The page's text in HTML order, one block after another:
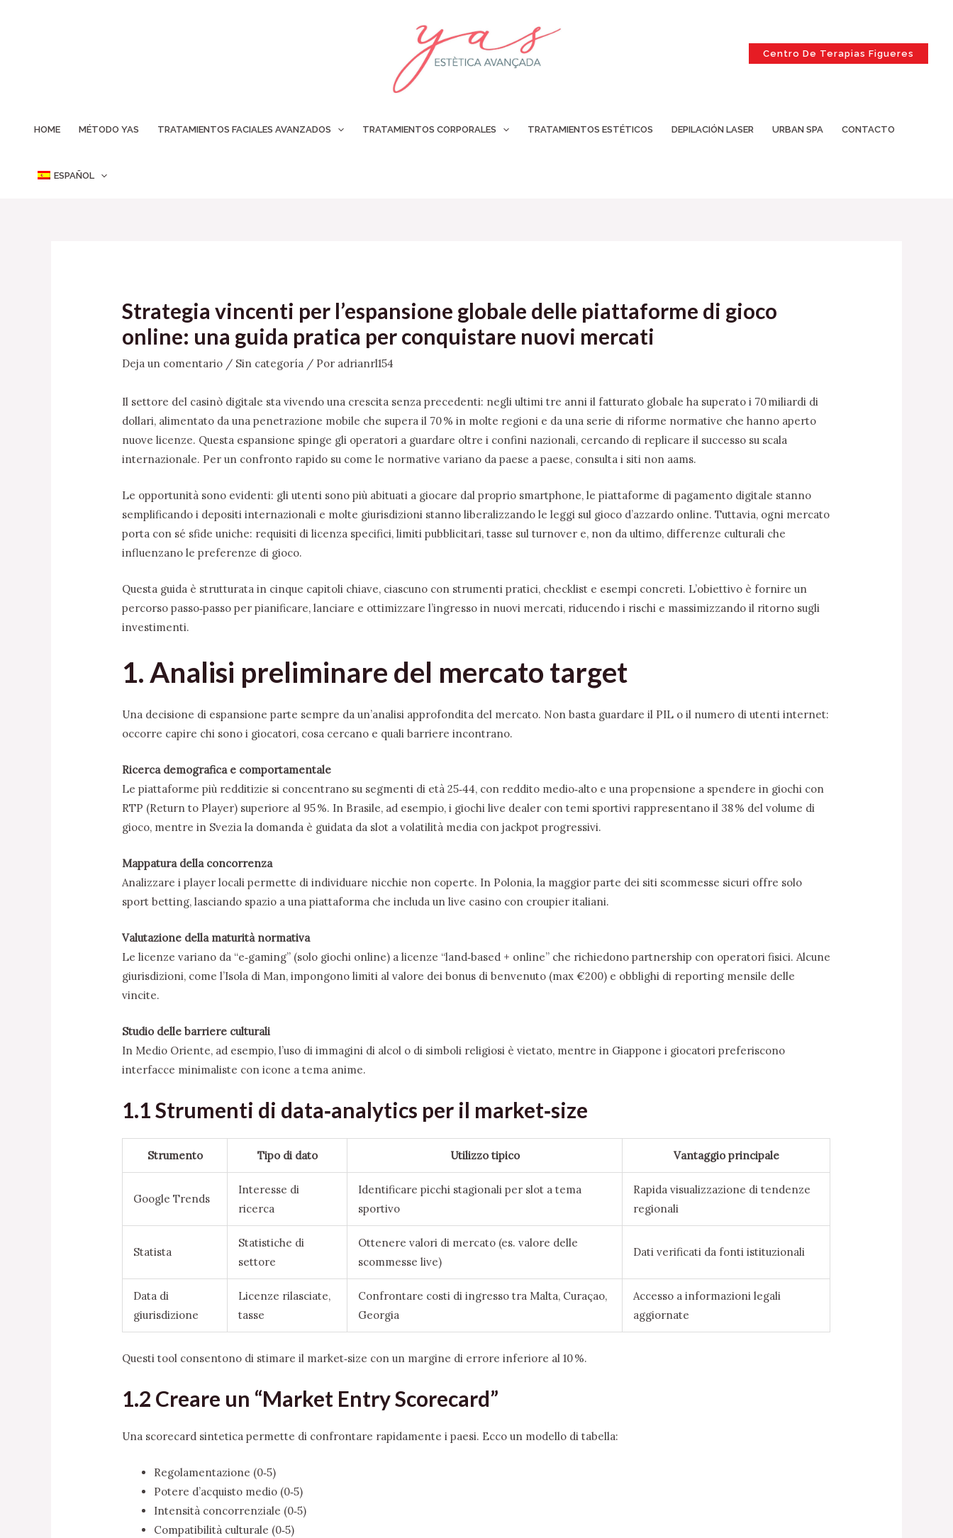
Centro De Terapias Figueres
HOME MÉTODO YAS TRATAMIENTOS FACIALES AVANZADOS TRATAMIENTOS CORPORALES TRATAMIENTOS ESTÉTICOS DEPILACIÓN LASER URBAN SPA CONTACTO
ESPAÑOL
Strategia vincenti per l’espansione globale delle piattaforme di gioco
online: una guida pratica per conquistare nuovi mercati
Deja un comentario / Sin categoría / Por adrianrl154
Il settore del casinò digitale sta vivendo una crescita senza precedenti: negli ultimi tre anni il fatturato globale ha superato i 70 miliardi di
dollari, alimentato da una penetrazione mobile che supera il 70 % in molte regioni e da una serie di riforme normative che hanno aperto
nuove licenze. Questa espansione spinge gli operatori a guardare oltre i confini nazionali, cercando di replicare il successo su scala
internazionale. Per un confronto rapido su come le normative variano da paese a paese, consulta i siti non aams.
Le opportunità sono evidenti: gli utenti sono più abituati a giocare dal proprio smartphone, le piattaforme di pagamento digitale stanno
semplificando i depositi internazionali e molte giurisdizioni stanno liberalizzando le leggi sul gioco d’azzardo online. Tuttavia, ogni mercato
porta con sé sfide uniche: requisiti di licenza specifici, limiti pubblicitari, tasse sul turnover e, non da ultimo, differenze culturali che
influenzano le preferenze di gioco.
Questa guida è strutturata in cinque capitoli chiave, ciascuno con strumenti pratici, checklist e esempi concreti. L’obiettivo è fornire un
percorso passo‑passo per pianificare, lanciare e ottimizzare l’ingresso in nuovi mercati, riducendo i rischi e massimizzando il ritorno sugli
investimenti.
1. Analisi preliminare del mercato target
Una decisione di espansione parte sempre da un’analisi approfondita del mercato. Non basta guardare il PIL o il numero di utenti internet:
occorre capire chi sono i giocatori, cosa cercano e quali barriere incontrano.
Ricerca demografica e comportamentale
Le piattaforme più redditizie si concentrano su segmenti di età 25‑44, con reddito medio‑alto e una propensione a spendere in giochi con
RTP (Return to Player) superiore al 95 %. In Brasile, ad esempio, i giochi live dealer con temi sportivi rappresentano il 38 % del volume di
gioco, mentre in Svezia la domanda è guidata da slot a volatilità media con jackpot progressivi.
Mappatura della concorrenza
Analizzare i player locali permette di individuare nicchie non coperte. In Polonia, la maggior parte dei siti scommesse sicuri offre solo
sport betting, lasciando spazio a una piattaforma che includa un live casino con croupier italiani.
Valutazione della maturità normativa
Le licenze variano da “e‑gaming” (solo giochi online) a licenze “land‑based + online” che richiedono partnership con operatori fisici. Alcune
giurisdizioni, come l’Isola di Man, impongono limiti al valore dei bonus di benvenuto (max €200) e obblighi di reporting mensile delle
vincite.
Studio delle barriere culturali
In Medio Oriente, ad esempio, l’uso di immagini di alcol o di simboli religiosi è vietato, mentre in Giappone i giocatori preferiscono
interfacce minimaliste con icone a tema anime.
1.1 Strumenti di data‑analytics per il market‑size
Strumento Tipo di dato Utilizzo tipico Vantaggio principale
Google Trends
Interesse di
ricerca
Identificare picchi stagionali per slot a tema
sportivo
Rapida visualizzazione di tendenze
regionali
Statista
Statistiche di
settore
Ottenere valori di mercato (es. valore delle
scommesse live)
Dati verificati da fonti istituzionali
Data di
giurisdizione
Licenze rilasciate,
tasse
Confrontare costi di ingresso tra Malta, Curaçao,
Georgia
Accesso a informazioni legali
aggiornate
Questi tool consentono di stimare il market‑size con un margine di errore inferiore al 10 %.
1.2 Creare un “Market Entry Scorecard”
Una scorecard sintetica permette di confrontare rapidamente i paesi. Ecco un modello di tabella:
Regolamentazione (0‑5)
Potere d’acquisto medio (0‑5)
Intensità concorrenziale (0‑5)
Compatibilità culturale (0‑5)